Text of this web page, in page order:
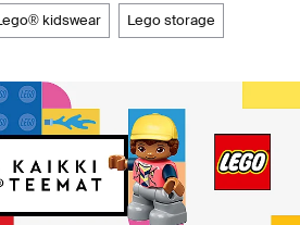
lego® kidswear lego storage